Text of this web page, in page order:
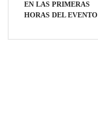
entradas
EN LAS PRIMERAS
HORAS DEL EVENTO